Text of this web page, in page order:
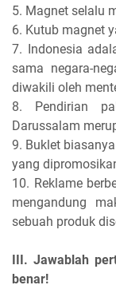
5. Magnet selalu
6. Kutub magnet
7. Indonesia
sama negara-
diwakili oleh
8. Pendirian
Darussalam
9. Buklet
yang
10. Reklame
mengandung
sebuah produk
III. Jawablah
benar!